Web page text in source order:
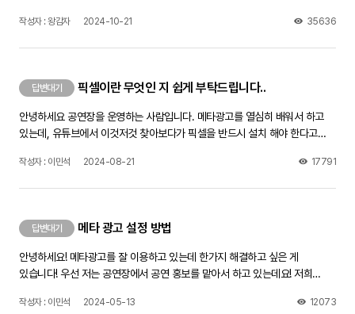
분들처럼 로그인 없이 저희 트위터를 볼 수 있게 하는법이 궁금합니다.
작성자 : 왕감자 2024-10-21 35636
답변대기 픽셀이란 무엇인 지 쉽게 부탁드립니다..
안녕하세요 공연장을 운영하는 사람입니다. 메타광고를 열심히 배워서 하고
있는데, 유튜브에서 이것저것 찾아보다가 픽셀을 반드시 설치 해야 한다고
픽셀을 쉽게 말해서 설명 부탁드립니다. 그리고, 저 같은 경우에는 메타 광고를
작성자 : 이민석 2024-08-21 17791
답변대기 메타 광고 설정 방법
안녕하세요! 메타광고를 잘 이용하고 있는데 한가지 해결하고 싶은 게
있습니다! 우선 저는 공연장에서 공연 홍보를 맡아서 하고 있는데요! 저희
방법을 말씀 드리면, 늘 저는 처음에 트래픽으로 설정을 하고 지역도
작성자 : 이민석 2024-05-13 12073